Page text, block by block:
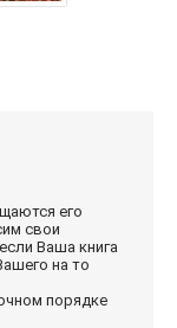
его
свои
Ваша книга
на то
порядке